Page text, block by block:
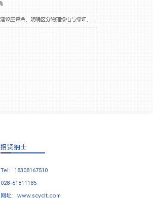
工信部于杭州召开国家级零碳工厂建设座谈会，明确区分物理绿电与绿证，杜绝纸面碳中和
招贤纳士
Tel：18308167510
028-61811185
网址：www.scyclt.com